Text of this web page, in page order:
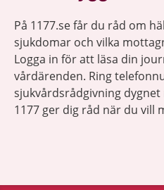
På 1177.se får du råd om
sjukdomar och vilka
Logga in för att läsa din
vårdärenden. Ring
sjukvårdsrådgivning
1177 ger dig råd när du vill